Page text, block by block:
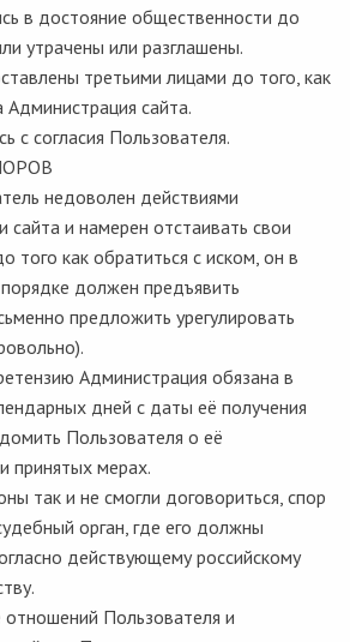
в достояние общественности до
утрачены или разглашены.
третьими лицами до того, как
Администрация сайта.
с согласия Пользователя.
недоволен действиями
сайта и намерен отстаивать свои
того как обратиться с иском, он в
должен предъявить
предложить урегулировать
Администрация обязана в
дней с даты её получения
Пользователя о её
принятых мерах.
так и не смогли договориться, спор
орган, где его должны
действующему российскому
отношений Пользователя и